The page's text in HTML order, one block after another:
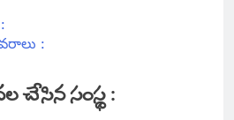
:
చేసిన సంస్థ :